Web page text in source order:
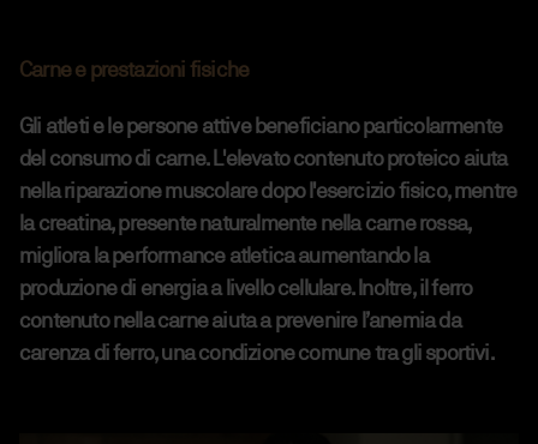
Carne e prestazioni fisiche
Gli atleti e le persone attive beneficiano particolarmente
del consumo di carne. L'elevato contenuto proteico aiuta
nella riparazione muscolare dopo l'esercizio fisico, mentre
la creatina, presente naturalmente nella carne rossa,
migliora la performance atletica aumentando la
produzione di energia a livello cellulare. Inoltre, il ferro
contenuto nella carne aiuta a prevenire l’anemia da
carenza di ferro, una condizione comune tra gli sportivi.